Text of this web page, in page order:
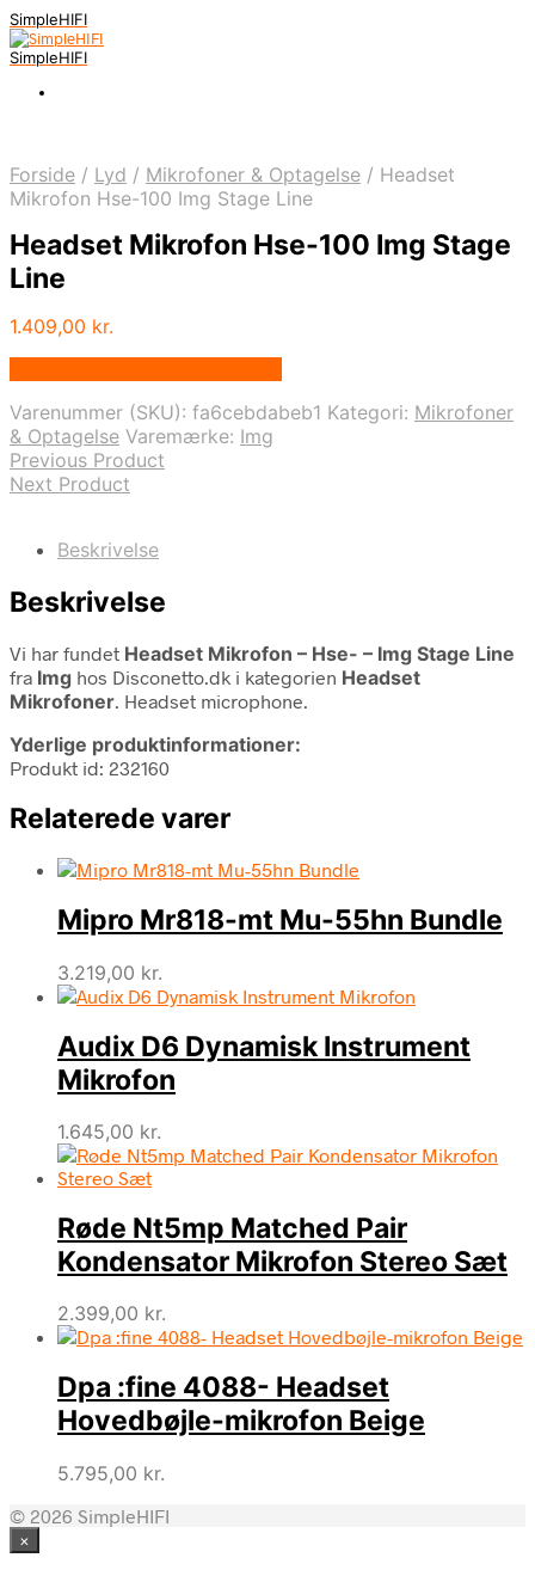
SimpleHIFI
SimpleHIFI
Forside / Lyd / Mikrofoner & Optagelse / Headset
Mikrofon Hse-100 Img Stage Line
Headset Mikrofon Hse-100 Img Stage
Line
1.409,00 kr.
Varenummer (SKU): fa6cebdabeb1 Kategori: Mikrofoner
& Optagelse Varemærke: Img
Previous Product
Next Product
Beskrivelse
Beskrivelse
Vi har fundet Headset Mikrofon – Hse- – Img Stage Line
fra Img hos Disconetto.dk i kategorien Headset
Mikrofoner. Headset microphone.
Yderlige produktinformationer:
Produkt id: 232160
Relaterede varer
Mipro Mr818-mt Mu-55hn Bundle
3.219,00 kr.
Audix D6 Dynamisk Instrument
Mikrofon
1.645,00 kr.
Røde Nt5mp Matched Pair
Kondensator Mikrofon Stereo Sæt
2.399,00 kr.
Dpa :fine 4088- Headset
Hovedbøjle-mikrofon Beige
5.795,00 kr.
© 2026 SimpleHIFI
×